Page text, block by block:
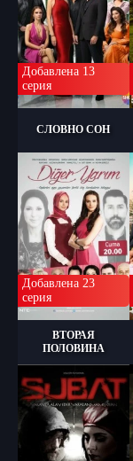
Добавлена 13
серия
СЛОВНО СОН
Добавлена 23
серия
ВТОРАЯ
ПОЛОВИНА